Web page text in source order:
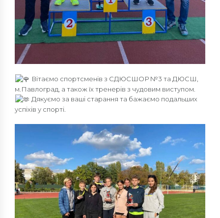
Вітаємо спортсменів з СДЮСШОР №3 та ДЮСШ,
м.Павлоград, а також їх тренерів з чудовим виступом.
Дякуємо за ваші старання та бажаємо подальших
успіхів у спорті.